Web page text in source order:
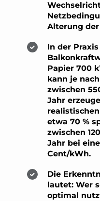
Alterung
In der
Papier 700
kann je
zwischen
Jahr
etwa 70 %
zwischen
Jahr bei
Cent/kWh.
Die
lautet: Wer
optimal